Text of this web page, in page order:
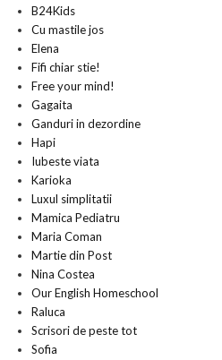
B24Kids
Cu mastile jos
Elena
Fifi chiar stie!
Free your mind!
Gagaita
Ganduri in dezordine
Hapi
Iubeste viata
Karioka
Luxul simplitatii
Mamica Pediatru
Maria Coman
Martie din Post
Nina Costea
Our English Homeschool
Raluca
Scrisori de peste tot
Sofia